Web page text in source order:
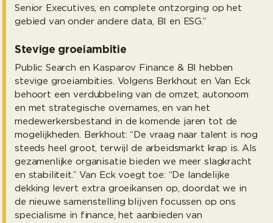
Senior Executives, en complete ontzorging op het
gebied van onder andere data, BI en ESG.”
Stevige groeiambitie
Public Search en Kasparov Finance & BI hebben
stevige groeiambities. Volgens Berkhout en Van Eck
behoort een verdubbeling van de omzet, autonoom
en met strategische overnames, en van het
medewerkersbestand in de komende jaren tot de
mogelijkheden. Berkhout: “De vraag naar talent is nog
steeds heel groot, terwijl de arbeidsmarkt krap is. Als
gezamenlijke organisatie bieden we meer slagkracht
en stabiliteit.” Van Eck voegt toe: “De landelijke
dekking levert extra groeikansen op, doordat we in
de nieuwe samenstelling blijven focussen op ons
specialisme in finance, het aanbieden van